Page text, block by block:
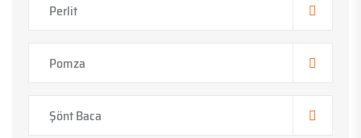
Perlit
Pomza
Şönt Baca